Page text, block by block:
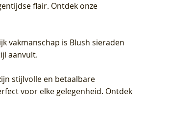
flair. Ontdek onze
vakmanschap is Blush sieraden
aanvult.
stijlvolle en betaalbare
voor elke gelegenheid. Ontdek